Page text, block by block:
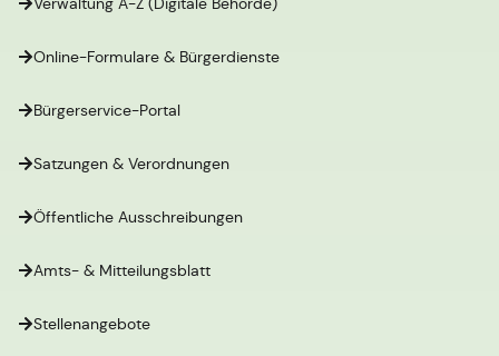
Online-Formulare & Bürgerdienste
Bürgerservice-Portal
Satzungen & Verordnungen
Öffentliche Ausschreibungen
Amts- & Mitteilungsblatt
Stellenangebote